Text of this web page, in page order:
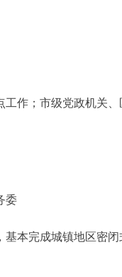
作；市级党政机关
委
本完成城镇地区密闭